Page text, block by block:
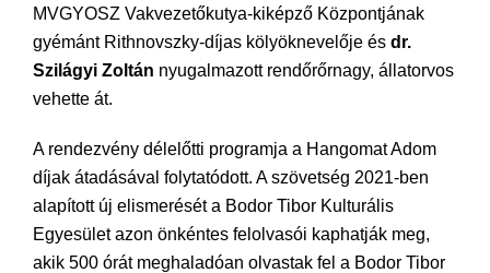
MVGYOSZ Vakvezetőkutya-kiképző Központjának
gyémánt Rithnovszky-díjas kölyöknevelője és dr.
Szilágyi Zoltán nyugalmazott rendőrőrnagy, állatorvos
vehette át.
A rendezvény délelőtti programja a Hangomat Adom
díjak átadásával folytatódott. A szövetség 2021-ben
alapított új elismerését a Bodor Tibor Kulturális
Egyesület azon önkéntes felolvasói kaphatják meg,
akik 500 órát meghaladóan olvastak fel a Bodor Tibor